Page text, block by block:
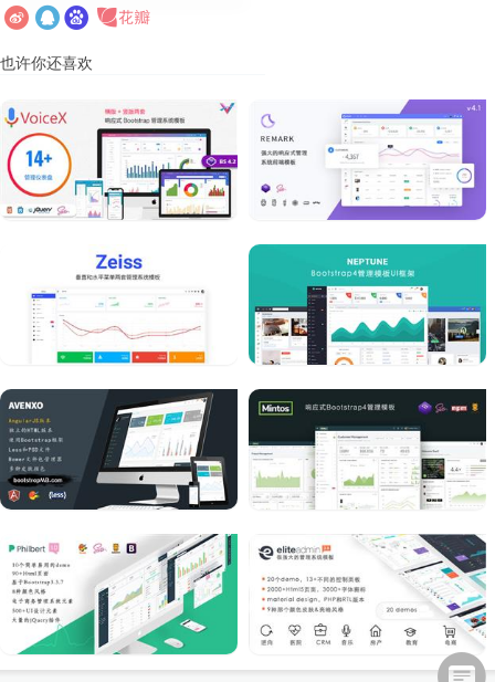
也许你还喜欢